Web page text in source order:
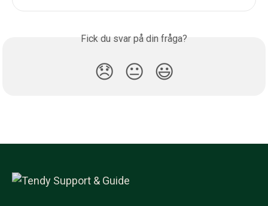
Fick du svar på din fråga?
😞 😐 😃